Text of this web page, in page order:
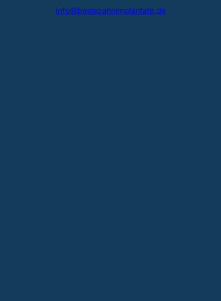
info@bestezahnimplantate.de